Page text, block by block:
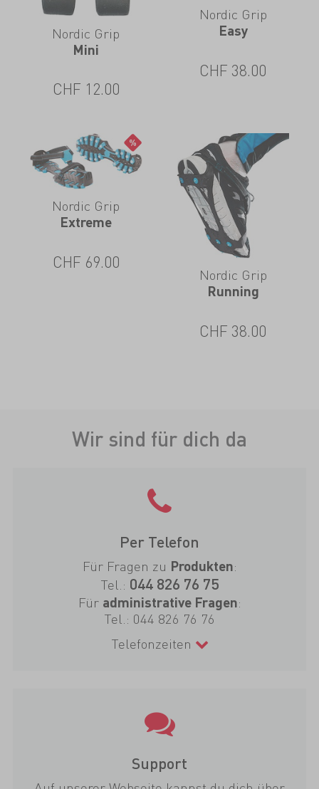
Nordic Grip
Mini
CHF 12.00
Nordic Grip
Easy
CHF 38.00
Nordic Grip
Extreme
CHF 69.00
Nordic Grip
Running
CHF 38.00
Wir sind für dich da
Per Telefon
Für Fragen zu Produkten:
Tel.: 044 826 76 75
Für administrative Fragen:
Tel.: 044 826 76 76
Telefonzeiten
Support